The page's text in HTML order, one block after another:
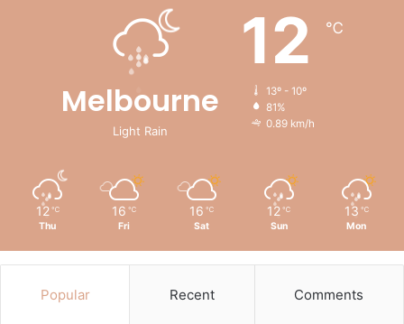
Melbourne
Light Rain
12 ℃
13º - 10º
81%
0.89 km/h
12 ℃
Thu
16 ℃
Fri
16 ℃
Sat
12 ℃
Sun
13 ℃
Mon
Popular Recent Comments